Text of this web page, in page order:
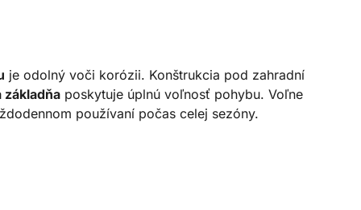
je odolný voči korózii. Konštrukcia pod zahradní
poskytuje úplnú voľnosť pohybu. Voľne
používaní počas celej sezóny.